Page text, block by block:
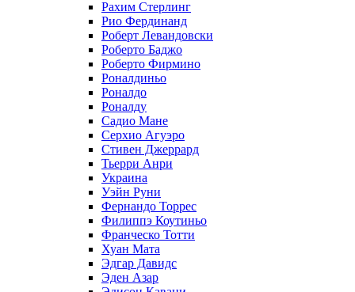
Рахим Стерлинг
Рио Фердинанд
Роберт Левандовски
Роберто Баджо
Роберто Фирмино
Роналдиньо
Роналдо
Роналду
Садио Мане
Серхио Агуэро
Стивен Джеррард
Тьерри Анри
Украина
Уэйн Руни
Фернандо Торрес
Филиппэ Коутиньо
Франческо Тотти
Хуан Мата
Эдгар Давидс
Эден Азар